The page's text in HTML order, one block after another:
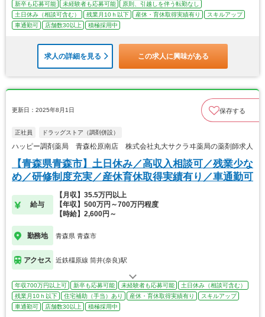
新卒も応募可能 未経験者も応募可能
原則、引越しを伴う転勤なし
土日休み（相談可含む）
残業月10ｈ以下 産休・育休取得実績有り
スキルアップ
車通勤可
店舗数30以上 積極採用中
求人の詳細を見る この求人に興味がある
更新日：2025年8月1日 保存する
正社員 ドラッグストア（調剤併設）
ハッピー調剤薬局 青森松原南店 株式会社丸大サクラヰ薬局の薬剤師求人
【青森県青森市】土日休み／高収入相談可／残業少な
め／研修制度充実／産休育休取得実績有り／車通勤可
給与
【月収】35.5万円以上
【年収】500万円～700万円程度
【時給】2,600円～
勤務地 青森県 青森市
アクセス 近鉄橿原線 筒井(奈良)駅
年収700万円以上可 新卒も応募可能 未経験者も応募可能
土日休み（相談可含む）
残業月10ｈ以下
住宅補助（手当）あり 産休・育休取得実績有り
スキルアップ
車通勤可
店舗数30以上 積極採用中